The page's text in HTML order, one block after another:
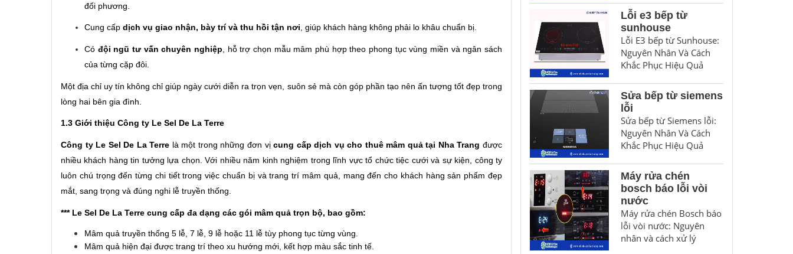
đối phương.
Cung cấp dịch vụ giao nhận, bày trí và thu hồi tận nơi, giúp khách hàng không phải lo khâu chuẩn bị.
Có đội ngũ tư vấn chuyên nghiệp , hỗ trợ chọn mẫu mâm phù hợp theo phong tục vùng miền và ngân sách
của từng cặp đôi.
Một địa chỉ uy tín không chỉ giúp ngày cưới diễn ra trọn vẹn, suôn sẻ mà còn góp phần tạo nên ấn tượng tốt đẹp trong
lòng hai bên gia đình.
1.3 Giới thiệu Công ty Le Sel De La Terre
Công ty Le Sel De La Terre là một trong những đơn vịcung cấp dịch vụ cho thuê mâm quả tại Nha Trang được
nhiều khách hàng tin tưởng lựa chọn. Với nhiều năm kinh nghiệm trong lĩnh vực tổ chức tiệc cưới và sự kiện, công ty
luôn chú trọng đến từng chi tiết trong việc chuẩn bị và trang trí mâm quả, mang đến cho khách hàng sản phẩm đẹp
mắt, sang trọng và đúng nghi lễ truyền thống.
*** Le Sel De La Terre cung cấp đa dạng các gói mâm quả trọn bộ, bao gồm:
Mâm quả truyền thống 5 lễ, 7 lễ, 9 lễ hoặc 11 lễ tùy phong tục từng vùng.
Mâm quả hiện đại được trang trí theo xu hướng mới, kết hợp màu sắc tinh tế.
Lỗi e3 bếp từ
sunhouse
Lỗi E3 bếp từ Sunhouse:
Nguyên Nhân Và Cách
Khắc Phục Hiệu Quả
Sửa bếp từ siemens
lỗi
Sửa bếp từ Siemens lỗi:
Nguyên Nhân Và Cách
Khắc Phục Hiệu Quả
Máy rửa chén
bosch báo lỗi vòi
nước
Máy rửa chén Bosch báo
lỗi vòi nước: Nguyên
nhân và cách xử lý